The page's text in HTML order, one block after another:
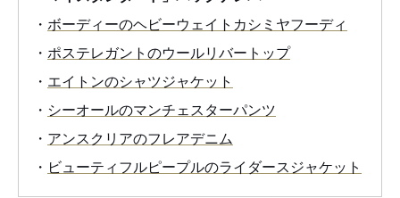
・ ボーディーのヘビーウェイトカシミヤフーディ
・ ポステレガントのウールリバートップ
・ エイトンのシャツジャケット
・ シーオールのマンチェスターパンツ
・ アンスクリアのフレアデニム
・ ビューティフルピープルのライダースジャケット